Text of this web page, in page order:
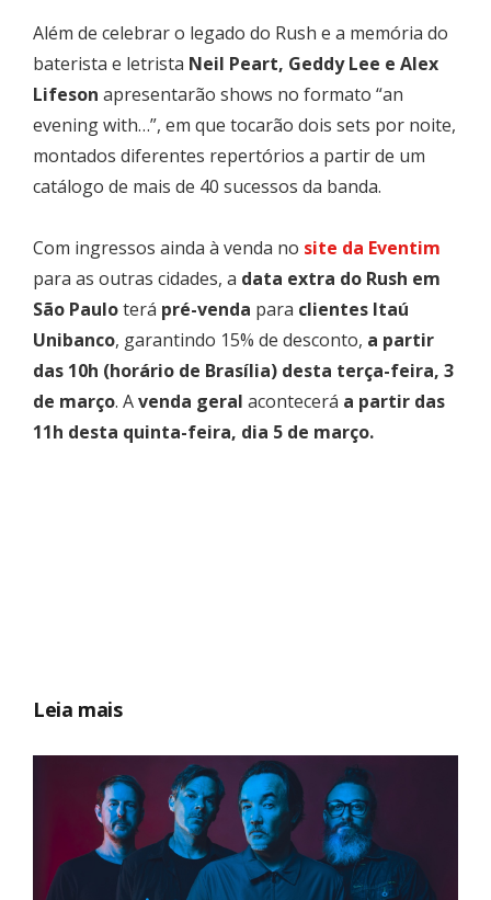
Além de celebrar o legado do Rush e a memória do
baterista e letrista Neil Peart, Geddy Lee e Alex
Lifeson apresentarão shows no formato “an
evening with…”, em que tocarão dois sets por noite,
montados diferentes repertórios a partir de um
catálogo de mais de 40 sucessos da banda.
Com ingressos ainda à venda no site da Eventim
para as outras cidades, a data extra do Rush em
São Pauloterá pré-venda para clientes Itaú
Unibanco, garantindo 15% de desconto, a partir
das 10h (horário de Brasília) desta terça-feira, 3
de março. Avenda geral acontecerá a partir das
11h desta quinta-feira, dia 5 de março.
Leia mais